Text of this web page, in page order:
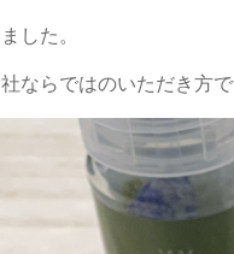
した。
ならではのいただき方